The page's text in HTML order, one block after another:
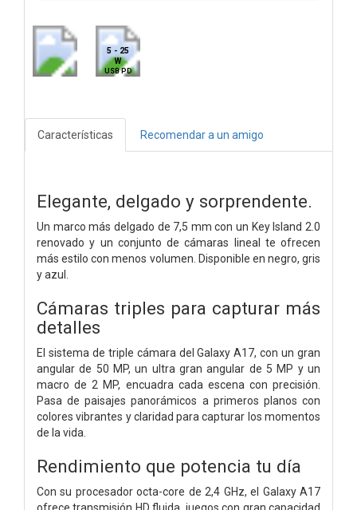
5 - 25
W
USB PD
Características Recomendar a un amigo
Elegante, delgado y sorprendente.
Un marco más delgado de 7,5 mm con un Key Island 2.0
renovado y un conjunto de cámaras lineal te ofrecen
más estilo con menos volumen. Disponible en negro, gris
y azul.
Cámaras triples para capturar más
detalles
El sistema de triple cámara del Galaxy A17, con un gran
angular de 50 MP, un ultra gran angular de 5 MP y un
macro de 2 MP, encuadra cada escena con precisión.
Pasa de paisajes panorámicos a primeros planos con
colores vibrantes y claridad para capturar los momentos
de la vida.
Rendimiento que potencia tu día
Con su procesador octa-core de 2,4 GHz, el Galaxy A17
ofrece transmisión HD fluida, juegos con gran capacidad